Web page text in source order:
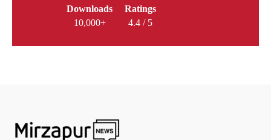
Downloads
10,000+
Ratings
4.4 / 5